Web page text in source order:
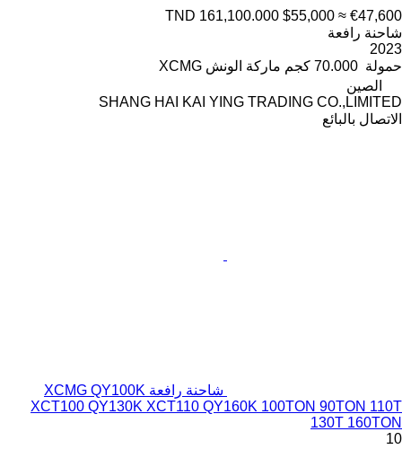
TND 161,100.000 $55,000 ≈ €47,600
شاحنة رافعة
2023
حمولة 70.000 كجم ماركة الونش XCMG
الصين
SHANG HAI KAI YING TRADING CO.,LIMITED
الاتصال بالبائع
شاحنة رافعة XCMG QY100K
XCT100 QY130K XCT110 QY160K 100TON 90TON 110T
130T 160TON
10